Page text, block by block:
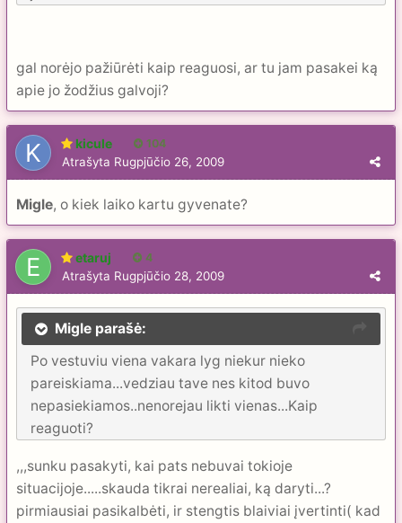
gal norėjo pažiūrėti kaip reaguosi, ar tu jam pasakei ką
apie jo žodžius galvoji?
kicule 104
Atrašyta Rugpjūčio 26, 2009
Migle, o kiek laiko kartu gyvenate?
etaruj 4
Atrašyta Rugpjūčio 28, 2009
Migle parašė:
Po vestuviu viena vakara lyg niekur nieko
pareiskiama...vedziau tave nes kitod buvo
nepasiekiamos..nenorejau likti vienas...Kaip
reaguoti?
,,,sunku pasakyti, kai pats nebuvai tokioje
situacijoje.....skauda tikrai nerealiai, ką daryti...?
pirmiausiai pasikalbėti, ir stengtis blaiviai įvertinti( kad